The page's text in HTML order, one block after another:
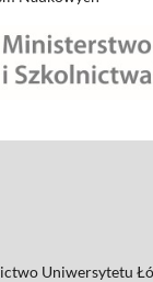
Uniwersytetu